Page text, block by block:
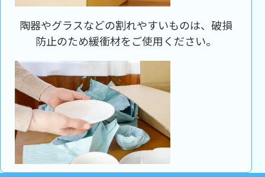
陶器やグラスなどの割れやすいものは、破損
防止のため緩衝材をご使用ください。